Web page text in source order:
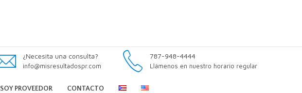
¿Necesita una consulta?
info@misresultadospr.com
787-948-4444
Llámenos en nuestro horario regular
SOY PROVEEDOR CONTACTO